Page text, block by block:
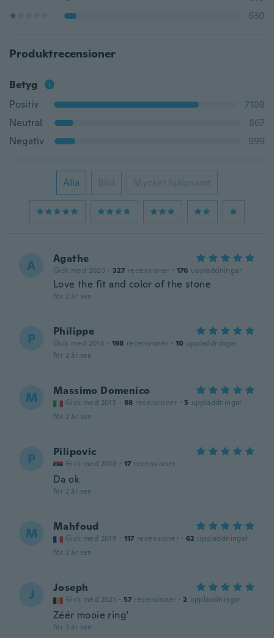
630
Produktrecensioner
Betyg
Positiv
7108
Neutral
867
Negativ
999
Alla Bild Mycket hjälpsamt
A Agathe
Gick med 2020 · 327 recensioner · 176 uppladdningar
Love the fit and color of the stone
för 2 år sen
P Philippe
Gick med 2016 · 198 recensioner · 10 uppladdningar
för 2 år sen
M Massimo Domenico
Gick med 2015 · 88 recensioner · 5 uppladdningar
för 2 år sen
P Pilipovic
Gick med 2018 · 17 recensioner
Da ok
för 2 år sen
M Mahfoud
Gick med 2019 · 117 recensioner · 62 uppladdningar
för 3 år sen
J Joseph
Gick med 2021 · 57 recensioner · 2 uppladdningar
Zéér mooie ring'
för 3 år sen